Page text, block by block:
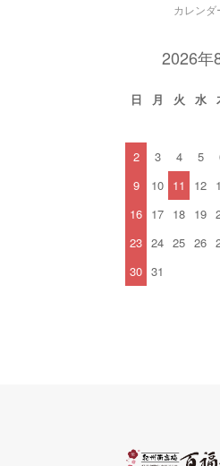
カレンダ
2026年
日 月 火 水
2
3 4 5
9
10 11 12
16 17 18 19
23 24 25 26
30 31